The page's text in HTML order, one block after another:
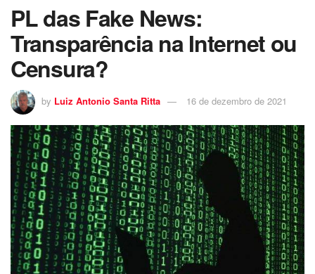
PL das Fake News:
Transparência na Internet ou
Censura?
by Luiz Antonio Santa Ritta 16 de dezembro de 2021